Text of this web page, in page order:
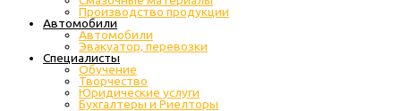
Производство продукции
Автомобили
Автомобили
Эвакуатор, перевозки
Специалисты
Обучение
Творчество
Юридические услуги
Бухгалтеры и Риелторы